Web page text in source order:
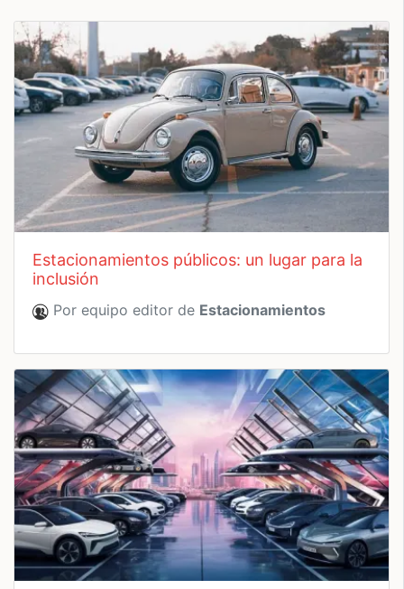
estacionamientos públicos: un lugar para la
inclusión
Por equipo editor de Estacionamientos